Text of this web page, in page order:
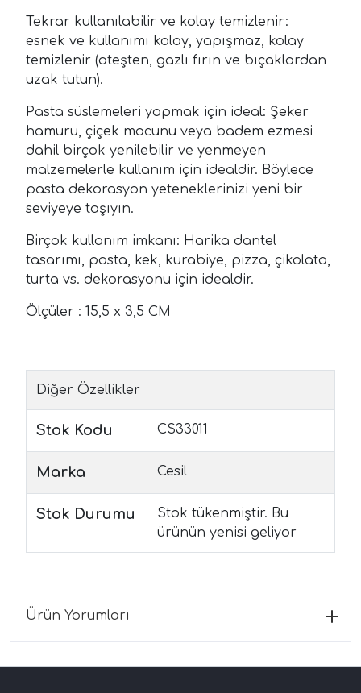
Tekrar kullanılabilir ve kolay temizlenir:
esnek ve kullanımı kolay, yapışmaz, kolay
temizlenir (ateşten, gazlı fırın ve bıçaklardan
uzak tutun).
Pasta süslemeleri yapmak için ideal: Şeker
hamuru, çiçek macunu veya badem ezmesi
dahil birçok yenilebilir ve yenmeyen
malzemelerle kullanım için idealdir. Böylece
pasta dekorasyon yeteneklerinizi yeni bir
seviyeye taşıyın.
Birçok kullanım imkanı: Harika dantel
tasarımı, pasta, kek, kurabiye, pizza, çikolata,
turta vs. dekorasyonu için idealdir.
Ölçüler : 15,5 x 3,5 CM
Diğer Özellikler
Stok Kodu CS33011
Marka Cesil
Stok Durumu
Stok tükenmiştir. Bu
ürünün yenisi geliyor
Ürün Yorumları